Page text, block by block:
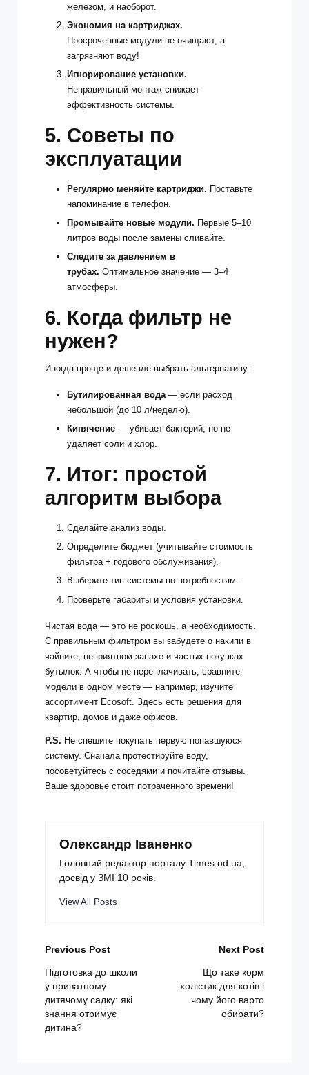
железом, и наоборот.
Экономия на картриджах.
Просроченные модули не очищают, а
загрязняют воду!
Игнорирование установки.
Неправильный монтаж снижает
эффективность системы.
5. Советы по
эксплуатации
Регулярно меняйте картриджи. Поставьте
напоминание в телефон.
Промывайте новые модули. Первые 5–10
литров воды после замены сливайте.
Следите за давлением в
трубах. Оптимальное значение — 3–4
атмосферы.
6. Когда фильтр не
нужен?
Иногда проще и дешевле выбрать альтернативу:
Бутилированная вода— если расход
небольшой (до 10 л/неделю).
Кипячение — убивает бактерий, но не
удаляет соли и хлор.
7. Итог: простой
алгоритм выбора
Сделайте анализ воды.
Определите бюджет (учитывайте стоимость
фильтра + годового обслуживания).
Выберите тип системы по потребностям.
Проверьте габариты и условия установки.
Чистая вода — это не роскошь, а необходимость.
С правильным фильтром вы забудете о накипи в
чайнике, неприятном запахе и частых покупках
бутылок. А чтобы не переплачивать, сравните
модели в одном месте — например, изучите
ассортимент Ecosoft. Здесь есть решения для
квартир, домов и даже офисов.
P.S. Не спешите покупать первую попавшуюся
систему. Сначала протестируйте воду,
посоветуйтесь с соседями и почитайте отзывы.
Ваше здоровье стоит потраченного времени!
Олександр Іваненко
Головний редактор порталу Times.od.ua,
досвід у ЗМІ 10 років.
View All Posts
Post
navigation
Previous Post
Підготовка до школи
у приватному
дитячому садку: які
знання отримує
дитина?
Next Post
Що таке корм
холістик для котів і
чому його варто
обирати?